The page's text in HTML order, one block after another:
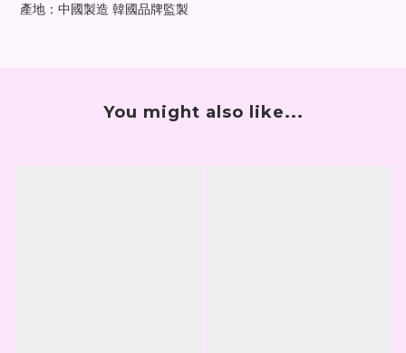
產地：中國製造 韓國品牌監製
You might also like...